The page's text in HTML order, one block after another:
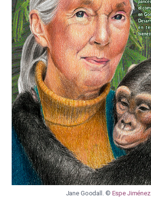
Jane Goodall. © Espe Jiménez.